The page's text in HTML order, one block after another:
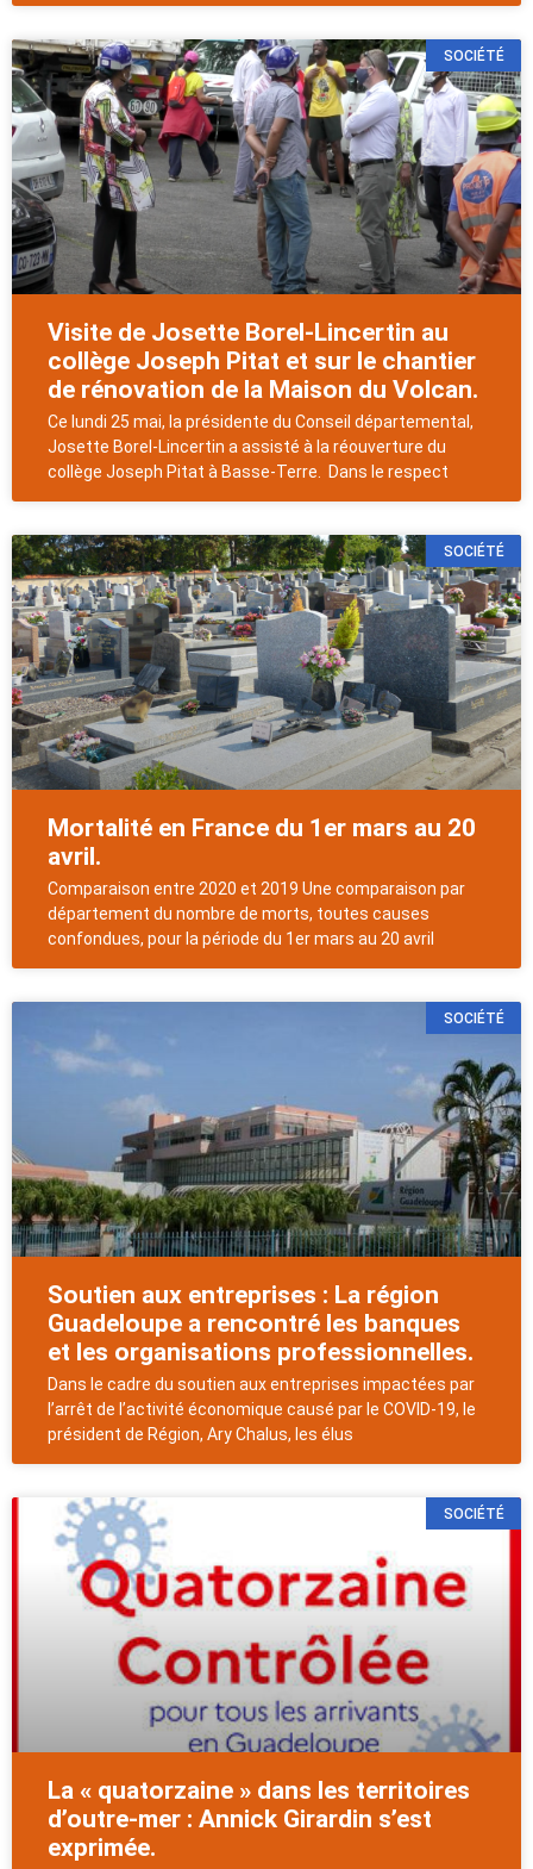
SOCIÉTÉ
Visite de Josette Borel-Lincertin au
collège Joseph Pitat et sur le chantier
de rénovation de la Maison du Volcan.
Ce lundi 25 mai, la présidente du Conseil départemental,
Josette Borel-Lincertin a assisté à la réouverture du
collège Joseph Pitat à Basse-Terre. Dans le respect
SOCIÉTÉ
Mortalité en France du 1er mars au 20
avril.
Comparaison entre 2020 et 2019 Une comparaison par
département du nombre de morts, toutes causes
confondues, pour la période du 1er mars au 20 avril
SOCIÉTÉ
Soutien aux entreprises : La région
Guadeloupe a rencontré les banques
et les organisations professionnelles.
Dans le cadre du soutien aux entreprises impactées par
l’arrêt de l’activité économique causé par le COVID-19, le
président de Région, Ary Chalus, les élus
SOCIÉTÉ
La « quatorzaine » dans les territoires
d’outre-mer : Annick Girardin s’est
exprimée.